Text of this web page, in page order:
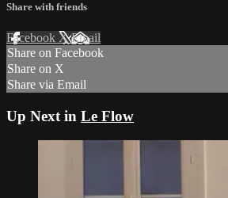
Share with friends
Facebook XEmail
Share on Facebook
Share on X
Share via Email
Up Next in Le Flow